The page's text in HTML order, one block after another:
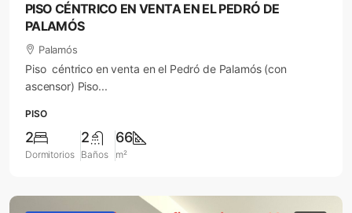
PISO CÉNTRICO EN VENTA EN EL PEDRÓ DE
PALAMÓS
Palamós
Piso céntrico en venta en el Pedró de Palamós (con
ascensor) Piso...
PISO
2
Dormitorios
2
Baños
66
m²